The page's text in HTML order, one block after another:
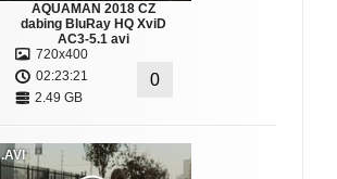
AQUAMAN 2018 CZ
dabing BluRay HQ XviD
AC3-5.1 avi
720x400
02:23:21
2.49 GB
0
.AVI